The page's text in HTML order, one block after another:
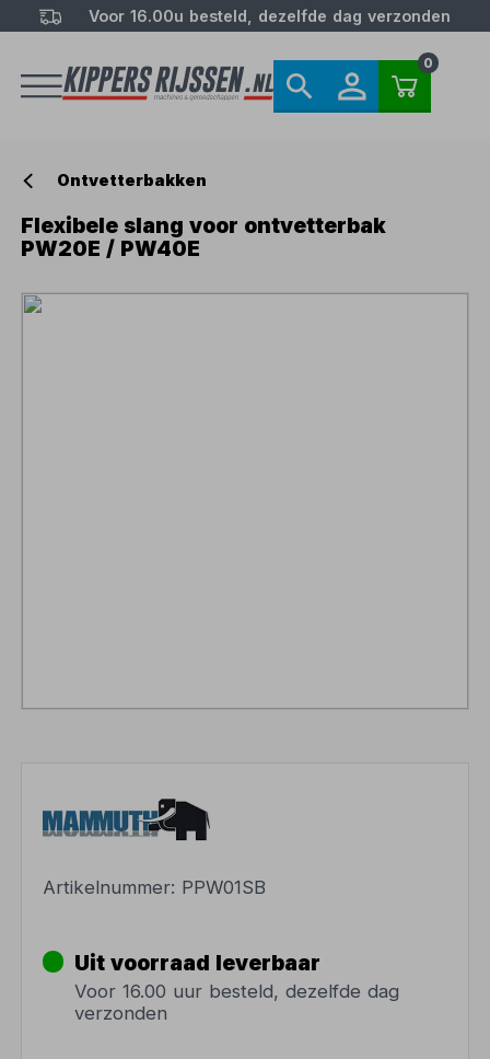
Voor 16.00u besteld, dezelfde dag verzonden
0
Ontvetterbakken
Flexibele slang voor ontvetterbak
PW20E / PW40E
Artikelnummer: PPW01SB
Uit voorraad leverbaar
Voor 16.00 uur besteld, dezelfde dag
verzonden